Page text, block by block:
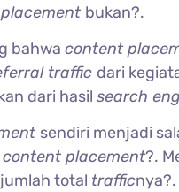
bukan?.
bahwa content
traffic dari
dari hasil search
sendiri menjadi
content placement?.
total trafficnya?.